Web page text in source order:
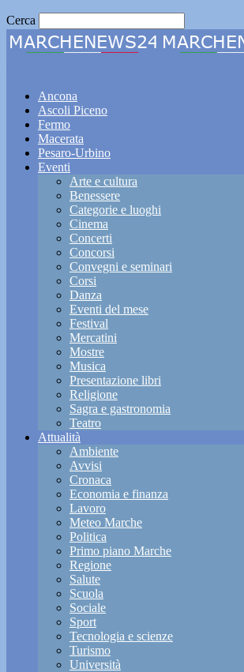
Cerca
Ancona
Ascoli Piceno
Fermo
Macerata
Pesaro-Urbino
Eventi
Arte e cultura
Benessere
Categorie e luoghi
Cinema
Concerti
Concorsi
Convegni e seminari
Corsi
Danza
Eventi del mese
Festival
Mercatini
Mostre
Musica
Presentazione libri
Religione
Sagra e gastronomia
Teatro
Attualità
Ambiente
Avvisi
Cronaca
Economia e finanza
Lavoro
Meteo Marche
Politica
Primo piano Marche
Regione
Salute
Scuola
Sociale
Sport
Tecnologia e scienze
Turismo
Università